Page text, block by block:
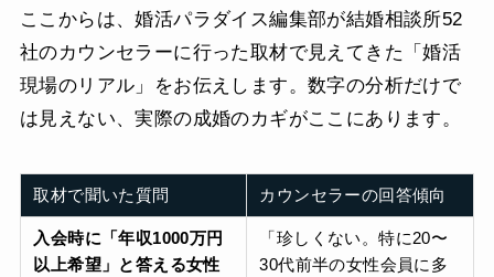
ここからは、婚活パラダイス編集部が結婚相談所52
社のカウンセラーに行った取材で見えてきた「婚活
現場のリアル」をお伝えします。数字の分析だけで
は見えない、実際の成婚のカギがここにあります。
取材で聞いた質問 カウンセラーの回答傾向
入会時に「年収1000万円
以上希望」と答える女性
「珍しくない。特に20〜
30代前半の女性会員に多